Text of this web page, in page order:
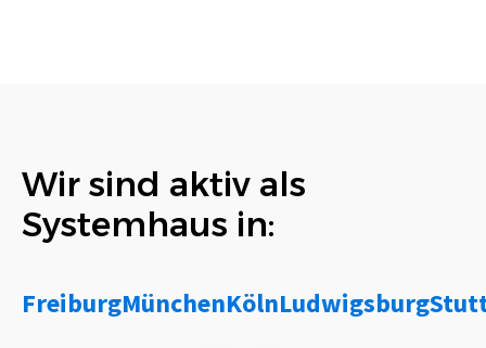
Wir sind aktiv als
Systemhaus in:
FreiburgMünchenKölnLudwigsburg